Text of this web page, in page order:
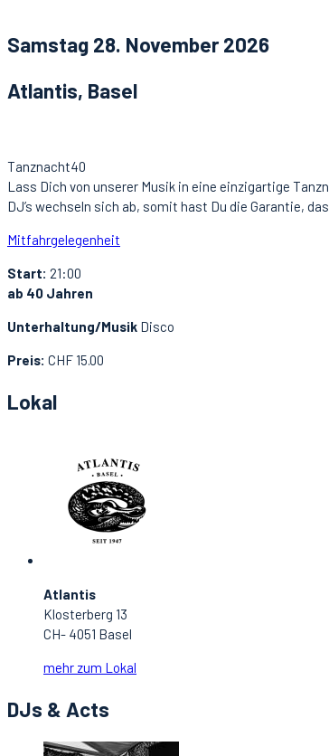
Samstag 28. November 2026
Atlantis, Basel
Tanznacht40
Lass Dich von unserer Musik in eine einzigartige
DJ’s wechseln sich ab, somit hast Du die Garantie,
Mitfahrgelegenheit
Start: 21:00
ab 40 Jahren
Unterhaltung/Musik Disco
Preis: CHF 15.00
Lokal
Atlantis
Klosterberg 13
CH- 4051 Basel
mehr zum Lokal
DJs & Acts